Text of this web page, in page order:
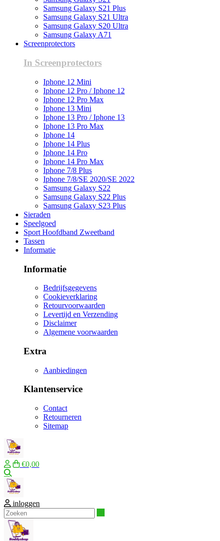
Samsung Galaxy S21 Plus
Samsung Galaxy S21 Ultra
Samsung Galaxy S20 Ultra
Samsung Galaxy A71
Screenprotectors
In Screenprotectors
Iphone 12 Mini
Iphone 12 Pro / Iphone 12
Iphone 12 Pro Max
Iphone 13 Mini
Iphone 13 Pro / Iphone 13
Iphone 13 Pro Max
Iphone 14
Iphone 14 Plus
Iphone 14 Pro
Iphone 14 Pro Max
Iphone 7/8 Plus
Iphone 7/8/SE 2020/SE 2022
Samsung Galaxy S22
Samsung Galaxy S22 Plus
Samsung Galaxy S23 Plus
Sieraden
Speelgoed
Sport Hoofdband Zweetband
Tassen
Informatie
Informatie
Bedrijfsgegevens
Cookieverklaring
Retourvoorwaarden
Levertijd en Verzending
Disclaimer
Algemene voorwaarden
Extra
Aanbiedingen
Klantenservice
Contact
Retourneren
Sitemap
€0,00
inloggen